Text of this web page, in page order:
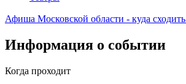
Афиша Московской области - куда сходить
Информация о событии
Когда проходит